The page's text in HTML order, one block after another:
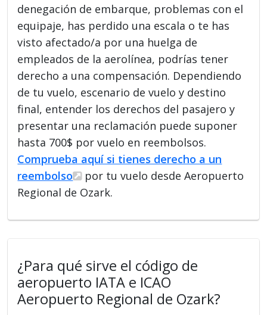
denegación de embarque, problemas con el
equipaje, has perdido una escala o te has
visto afectado/a por una huelga de
empleados de la aerolínea, podrías tener
derecho a una compensación. Dependiendo
de tu vuelo, escenario de vuelo y destino
final, entender los derechos del pasajero y
presentar una reclamación puede suponer
hasta 700$ por vuelo en reembolsos.
Comprueba aquí si tienes derecho a un
reembolso
por tu vuelo desde Aeropuerto
Regional de Ozark.
¿Para qué sirve el código de
aeropuerto IATA e ICAO
Aeropuerto Regional de Ozark?